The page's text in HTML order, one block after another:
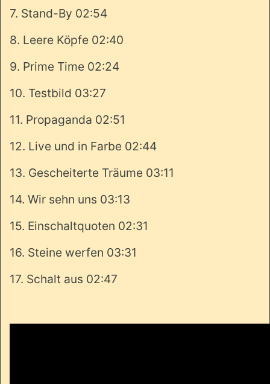
7. Stand-By 02:54
8. Leere Köpfe 02:40
9. Prime Time 02:24
10. Testbild 03:27
11. Propaganda 02:51
12. Live und in Farbe 02:44
13. Gescheiterte Träume 03:11
14. Wir sehn uns 03:13
15. Einschaltquoten 02:31
16. Steine werfen 03:31
17. Schalt aus 02:47